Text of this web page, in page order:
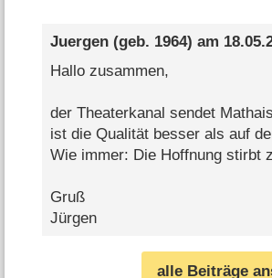
Juergen(geb. 1964) am
Hallo zusammen,
der Theaterkanal sendet
ist die Qualität besser als auf
Wie immer: Die Hoffnung stirbt
Gruß
Jürgen
alle Beiträge